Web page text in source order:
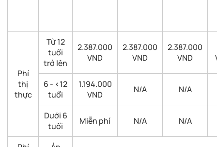
Phí
thị
thực
Từ 12
tuổi
trở lên
2.387.000
VND
2.387.000
VND
2.387.000
VND
6 - <12
tuổi
1.194.000
VND
N/A N/A
Dưới 6
tuổi
Miễn phí N/A N/A